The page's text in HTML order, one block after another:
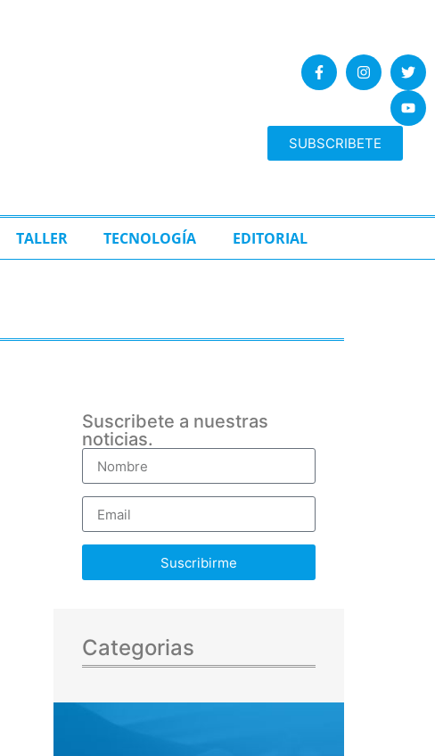
SUBSCRIBETE
TALLER TECNOLOGÍA EDITORIAL
Suscribete a nuestras
noticias.
Suscribirme
Categorias